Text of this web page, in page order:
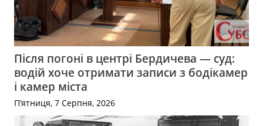
Після погоні в центрі Бердичева — суд:
водій хоче отримати записи з бодікамер
і камер міста
П’ятниця, 7 Серпня, 2026